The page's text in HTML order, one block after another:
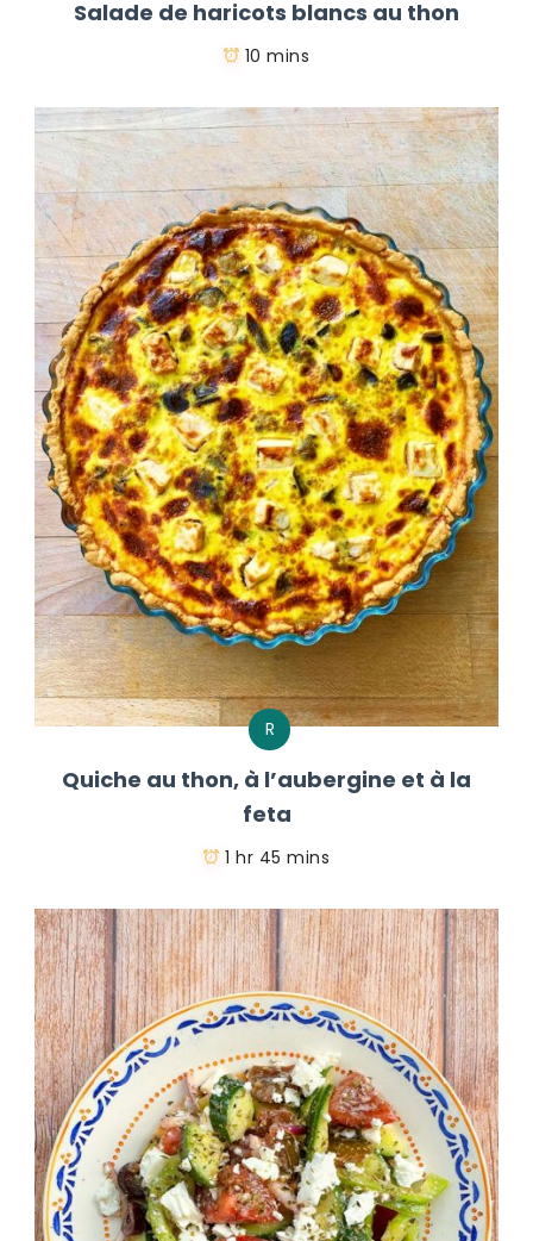
Salade de haricots blancs au thon
10 mins
R
Quiche au thon, à l’aubergine et à la
feta
1 hr 45 mins